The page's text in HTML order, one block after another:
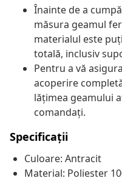
Înainte de a
măsura geamul
materialul este
totală, inclusiv
Pentru a vă
acoperire
lățimea geamului
comandați.
Specificații
Culoare: Antracit
Material: Poliester